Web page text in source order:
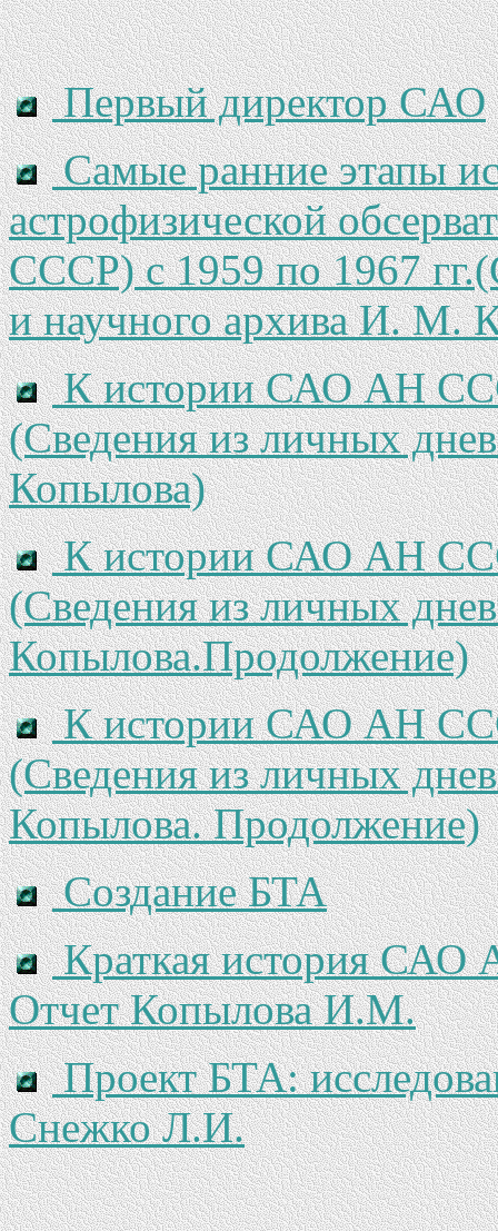
Первый директор САО
Самые ранние этапы
астрофизической
СССР) с 1959 по 1967
и научного архива И. М.
К истории САО АН
(Сведения из личных
Копылова)
К истории САО АН
(Сведения из личных
Копылова.Продолжение)
К истории САО АН
(Сведения из личных
Копылова. Продолжение)
Создание БТА
Краткая история САО
Отчет Копылова И.М.
Проект БТА:
Снежко Л.И.